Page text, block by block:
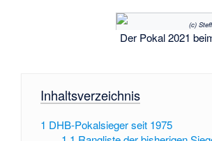
(c)
Der Pokal 2021
Inhaltsverzeichnis
1 DHB-Pokalsieger seit 1975